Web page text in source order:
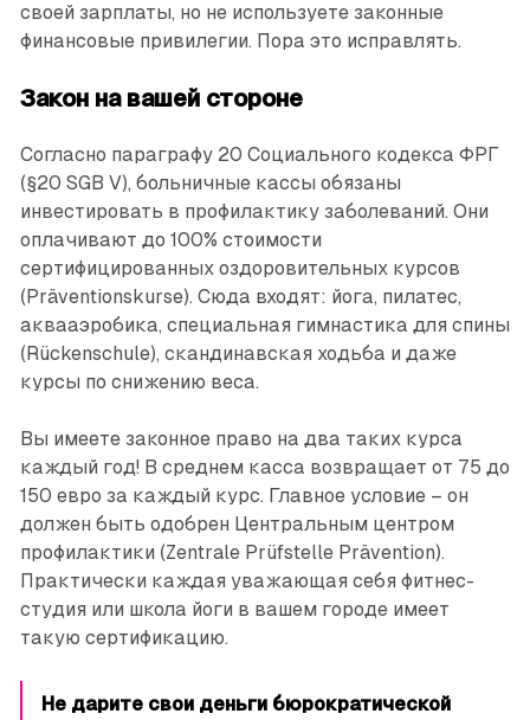
своей зарплаты, но не используете законные
финансовые привилегии. Пора это исправлять.
Закон на вашей стороне
Согласно параграфу 20 Социального кодекса ФРГ
(§20 SGB V), больничные кассы обязаны
инвестировать в профилактику заболеваний. Они
оплачивают до 100% стоимости
сертифицированных оздоровительных курсов
(Präventionskurse). Сюда входят: йога, пилатес,
аквааэробика, специальная гимнастика для спины
(Rückenschule), скандинавская ходьба и даже
курсы по снижению веса.
Вы имеете законное право на два таких курса
каждый год! В среднем касса возвращает от 75 до
150 евро за каждый курс. Главное условие – он
должен быть одобрен Центральным центром
профилактики (Zentrale Prüfstelle Prävention).
Практически каждая уважающая себя фитнес-
студия или школа йоги в вашем городе имеет
такую сертификацию.
Не дарите свои деньги бюрократической